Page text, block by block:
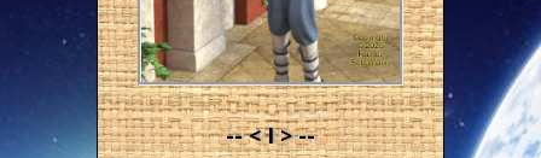
-- < I > --